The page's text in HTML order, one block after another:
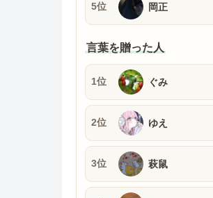
5位 岡正
言葉を贈った人
1位 ぐみ
2位 ゆえ
3位 萩鼠